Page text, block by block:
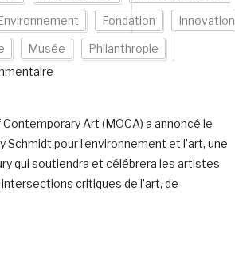
Fondation Innovation
Musée
Philanthropie
Art (MOCA) a annoncé le
pour l’environnement et l’art, une
qui soutiendra et célébrera les artistes
critiques de l’art, de